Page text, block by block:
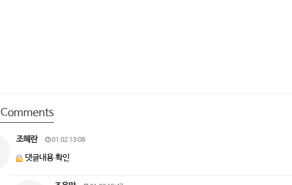
Comments
조혜란 01.02 13:08
댓글내용 확인